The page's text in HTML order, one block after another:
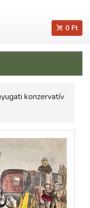
0 Ft
konzervatív